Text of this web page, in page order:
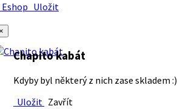
Uložit
Chapito kabát
Kdyby byl některý z nich zase skladem :)
Uložit Zavřít